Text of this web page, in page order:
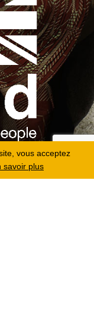
vous acceptez
savoir plus